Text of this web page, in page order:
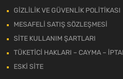
GİZLİLİK VE GÜVENLİK POLİTİKASI
MESAFELİ SATIŞ SÖZLEŞMESİ
SİTE KULLANIM ŞARTLARI
TÜKETİCİ HAKLARI – CAYMA –
ESKİ SİTE